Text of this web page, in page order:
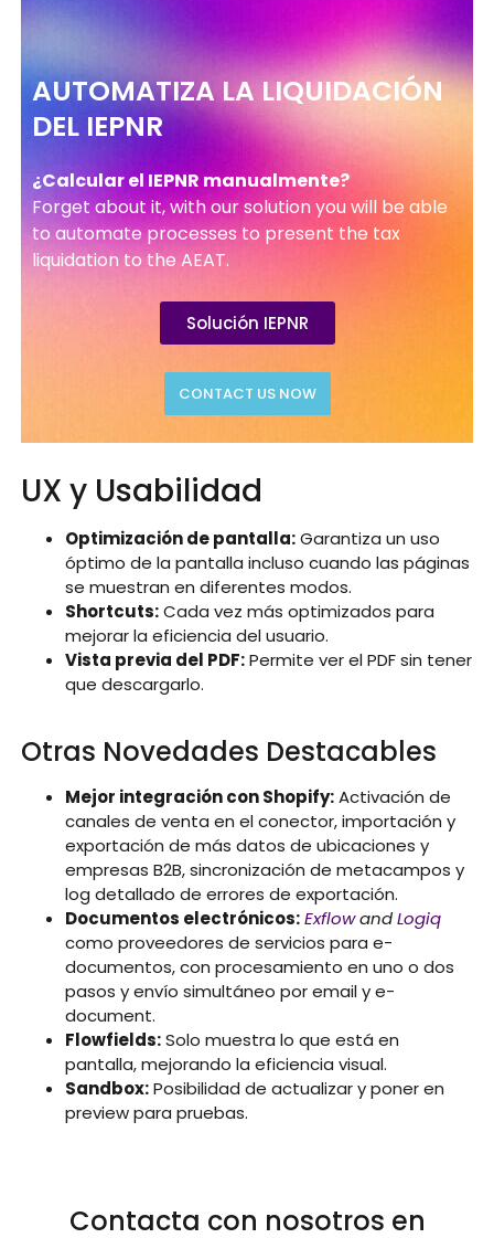
AUTOMATIZA LA LIQUIDACIÓN
DEL IEPNR
¿Calcular el IEPNR manualmente?
Forget about it, with our solution you will be able
to automate processes to present the tax
liquidation to the AEAT.
Solución IEPNR
CONTACT US NOW
UX y Usabilidad
Optimización de pantalla:Garantiza un uso
óptimo de la pantalla incluso cuando las páginas
se muestran en diferentes modos.
Shortcuts:Cada vez más optimizados para
mejorar la eficiencia del usuario.
Vista previa del PDF:Permite ver el PDF sin tener
que descargarlo.
Otras Novedades Destacables
Mejor integración con Shopify:Activación de
canales de venta en el conector, importación y
exportación de más datos de ubicaciones y
empresas B2B, sincronización de metacampos y
log detallado de errores de exportación.
Documentos electrónicos:ExflowandLogiq
como proveedores de servicios para e-
documentos, con procesamiento en uno o dos
pasos y envío simultáneo por email y e-
document.
Flowfields:Solo muestra lo que está en
pantalla, mejorando la eficiencia visual.
Sandbox:Posibilidad de actualizar y poner en
preview para pruebas.
Contacta con nosotros en